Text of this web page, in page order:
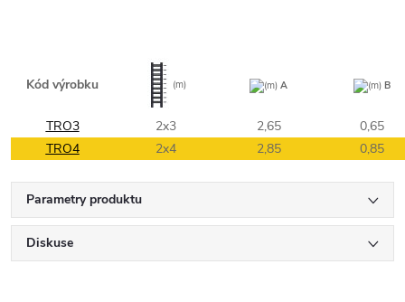
Kód výrobku (m) (m) A (m) B
TRO3 2x3 2,65
0,65
TRO4
2x4 2,85 0,85
Parametry produktu
Diskuse